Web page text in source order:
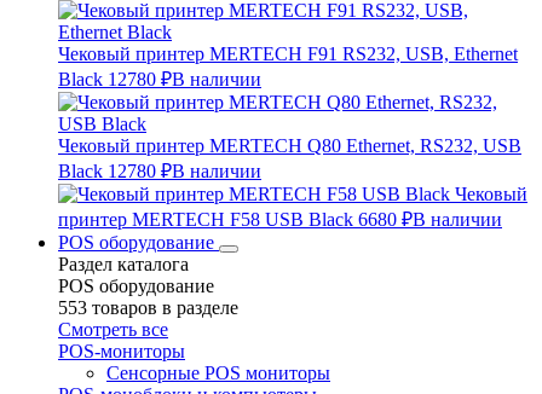
Чековый принтер MERTECH F91 RS232, USB, Ethernet
Black 12780 ₽В наличии
Чековый принтер MERTECH Q80 Ethernet, RS232, USB
Black 12780 ₽В наличии
Чековый
принтер MERTECH F58 USB Black 6680 ₽В наличии
POS оборудование
Раздел каталога
POS оборудование
553 товаров в разделе
Смотреть все
POS-мониторы
Сенсорные POS мониторы